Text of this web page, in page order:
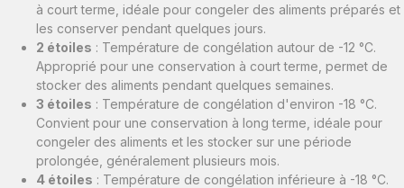
à court terme, idéale pour congeler des aliments préparés et
les conserver pendant quelques jours.
2 étoiles : Température de congélation autour de -12 °C.
Approprié pour une conservation à court terme, permet de
stocker des aliments pendant quelques semaines.
3 étoiles : Température de congélation d'environ -18 °C.
Convient pour une conservation à long terme, idéale pour
congeler des aliments et les stocker sur une période
prolongée, généralement plusieurs mois.
4 étoiles : Température de congélation inférieure à -18 °C.